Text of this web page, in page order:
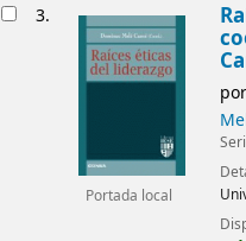
3.
Portada local
por